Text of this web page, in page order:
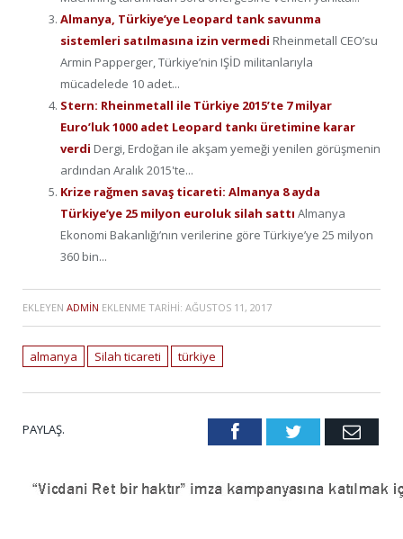
Almanya, Türkiye’ye Leopard tank savunma
sistemleri satılmasına izin vermedi Rheinmetall CEO’su
Armin Papperger, Türkiye’nin IŞİD militanlarıyla
mücadelede 10 adet...
Stern: Rheinmetall ile Türkiye 2015’te 7 milyar
Euro’luk 1000 adet Leopard tankı üretimine karar
verdi Dergi, Erdoğan ile akşam yemeği yenilen görüşmenin
ardından Aralık 2015'te...
Krize rağmen savaş ticareti: Almanya 8 ayda
Türkiye’ye 25 milyon euroluk silah sattı Almanya
Ekonomi Bakanlığı’nın verilerine göre Türkiye’ye 25 milyon
360 bin...
EKLEYEN ADMIN EKLENME TARIHI: AĞUSTOS 11, 2017
almanya Silah ticareti türkiye
PAYLAŞ. FacebookTwitter Email